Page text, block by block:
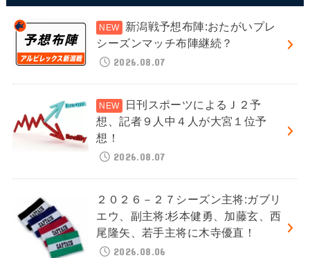
新潟戦予想布陣:おたがいプレ
シーズンマッチ布陣継続？
2026.08.07
日刊スポーツによるＪ２予
想、記者９人中４人が大宮１位予
想！
2026.08.07
２０２６－２７シーズン主将:ガブリ
エウ、副主将:杉本健勇、加藤玄、西
尾隆矢、若手主将に木寺優直！
2026.08.06